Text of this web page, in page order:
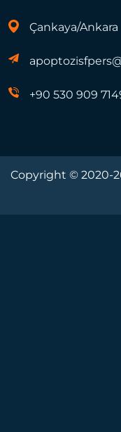
Çankaya/Ankara
+90 530 909
Copyright © 2020-